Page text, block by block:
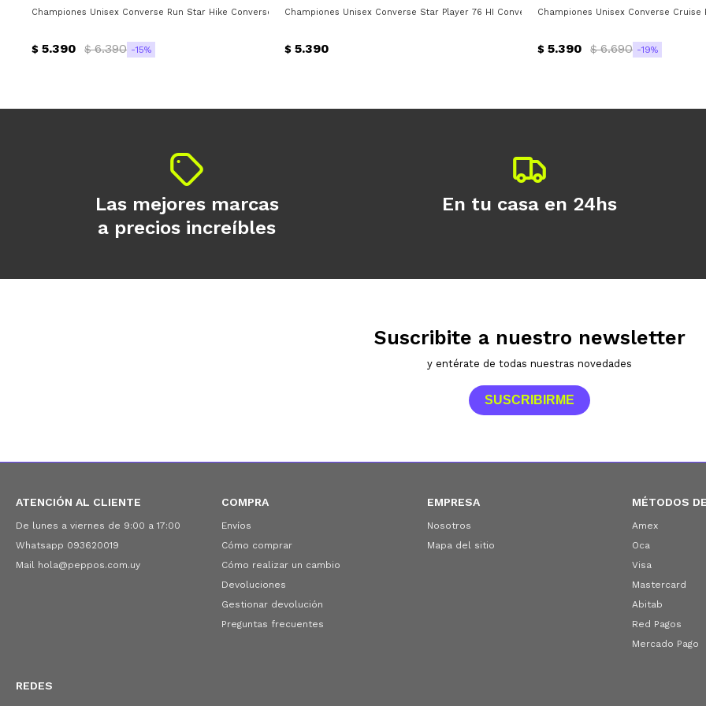
Championes Unisex Converse Run Star Hike Converse - Negro - Blanco
$ 5.390 $ 6.390 15
Championes Unisex Converse Star Player 76 HI Converse - Negro - Blanco
$ 5.390
Championes Unisex Converse
$ 5.390 $ 6.690 19
ATENCIÓN AL CLIENTE
De lunes a viernes de 9:00 a 17:00
Whatsapp 093620019
Mail hola@peppos.com.uy
COMPRA
Envíos
Cómo comprar
Cómo realizar un cambio
Devoluciones
Gestionar devolución
Preguntas frecuentes
EMPRESA
Nosotros
Mapa del sitio
MÉTODOS
Amex
Oca
Visa
Mastercard
Abitab
Red Pagos
Mercado Pago
REDES
Las mejores marcas
a precios increíbles
En tu casa en 24hs
Suscribite a nuestro newsletter
y entérate de todas nuestras novedades
SUSCRIBIRME
Día Mes